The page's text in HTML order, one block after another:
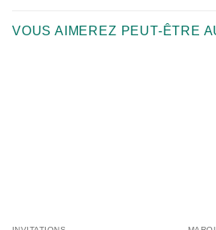
VOUS AIMEREZ PEUT-ÊTRE